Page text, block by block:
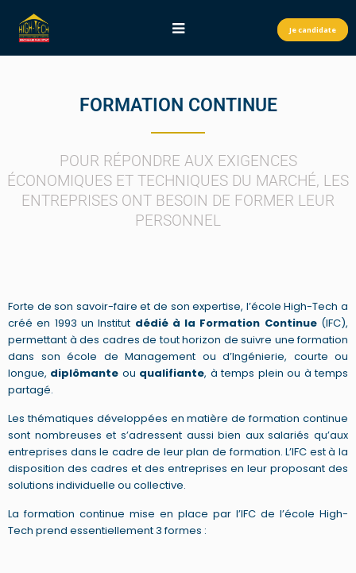
Je candidate
FORMATION CONTINUE
POUR RÉPONDRE AUX EXIGENCES
ÉCONOMIQUES ET TECHNIQUES DU MARCHÉ, LES
ENTREPRISES ONT BESOIN DE FORMER LEUR
PERSONNEL
Forte de son savoir-faire et de son expertise, l’école High-Tech a
créé en 1993 un Institut dédié à la Formation Continue(IFC),
permettant à des cadres de tout horizon de suivre une formation
dans son école de Management ou d’Ingénierie, courte ou
longue, diplômante ou qualifiante, à temps plein ou à temps
partagé.
Les thématiques développées en matière de formation continue
sont nombreuses et s’adressent aussi bien aux salariés qu’aux
entreprises dans le cadre de leur plan de formation. L’IFC est à la
disposition des cadres et des entreprises en leur proposant des
solutions individuelle ou collective.
La formation continue mise en place par l’IFC de l’école High-
Tech prend essentiellement 3 formes :